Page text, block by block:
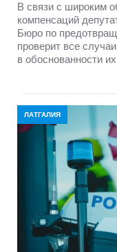
В связи с широким
компенсаций
Бюро по
проверит все
в обоснованности
ЛАТГАЛИЯ